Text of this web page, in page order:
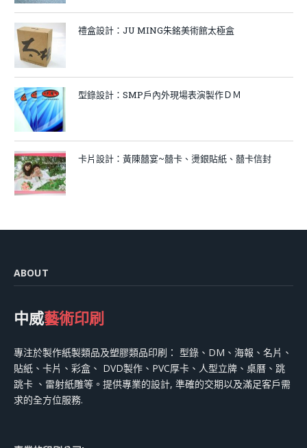
禮盒設計：JU MING朱銘美術館太極盒
型錄設計：SMP戶內外現場表演製作ＤＭ
卡片設計：黃陳囍宴~囍卡、燙銀貼紙、囍卡信封
ABOUT
中威藝術印刷
專注於製作紙製類品及塑膠類品印刷： 型錄、DM、海報、名片、
貼紙、卡片、彩盒、 DVD製作、PVC厚卡、人型立牌、桌曆、跳
跳卡 、雷射紙雕等。提供專業的設計, 準確的交期以及滿足客戶需
求的全方位服務.